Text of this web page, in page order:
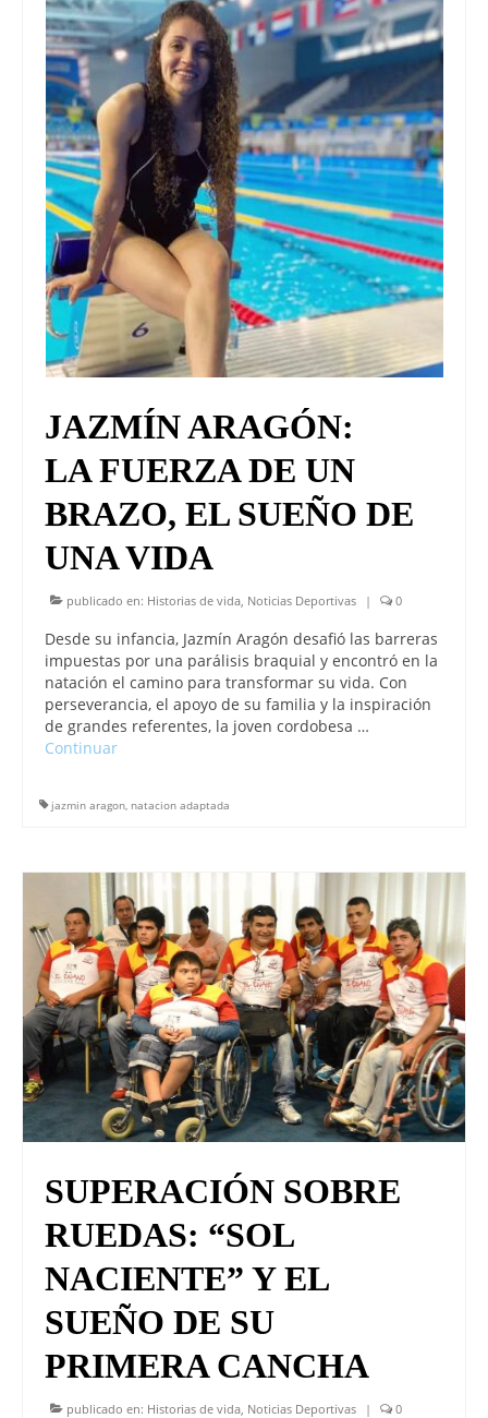
UNIVERSO CAD
NOTICIAS
CAD MEDIA
CAD FEDERAL
JAZMÍN ARAGÓN:
LA FUERZA DE UN
BRAZO, EL SUEÑO DE
UNA VIDA
publicado en: Historias de vida, Noticias Deportivas | 0
Desde su infancia, Jazmín Aragón desafió las barreras
impuestas por una parálisis braquial y encontró en la
natación el camino para transformar su vida. Con
perseverancia, el apoyo de su familia y la inspiración
de grandes referentes, la joven cordobesa …
Continuar
jazmin aragon, natacion adaptada
SUPERACIÓN SOBRE
RUEDAS: “SOL
NACIENTE” Y EL
SUEÑO DE SU
PRIMERA CANCHA
publicado en: Historias de vida Noticias Deportivas | 0